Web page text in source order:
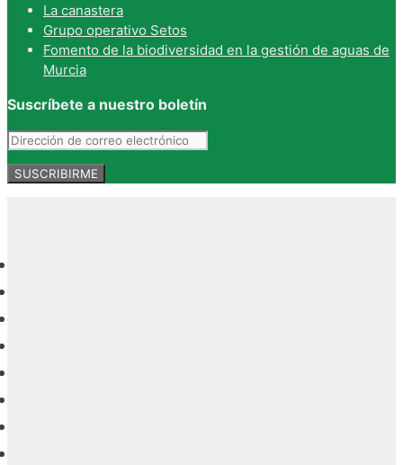
La canastera
Grupo operativo Setos
Fomento de la biodiversidad en la gestión de aguas de
Murcia
Suscríbete a nuestro boletín